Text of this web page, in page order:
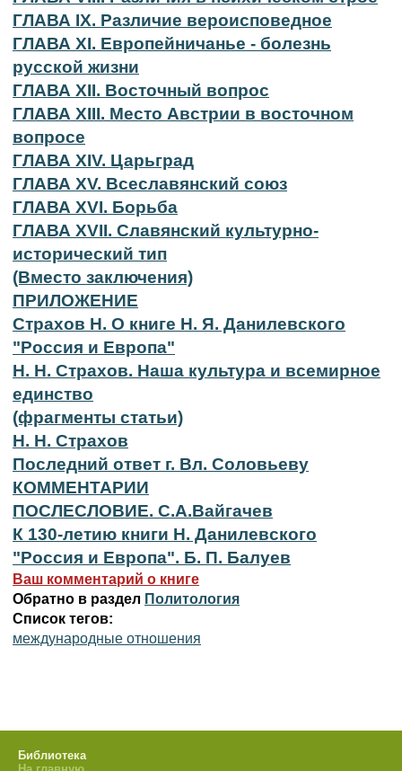
ГЛАВА IX. Различие вероисповедное
ГЛАВА XI. Европейничанье - болезнь
русской жизни
ГЛАВА XII. Восточный вопрос
ГЛАВА XIII. Место Австрии в восточном
вопросе
ГЛАВА XIV. Царьград
ГЛАВА XV. Всеславянский союз
ГЛАВА XVI. Борьба
ГЛАВА XVII. Славянский культурно-
исторический тип
(Вместо заключения)
ПРИЛОЖЕНИЕ
Страхов Н. О книге Н. Я. Данилевского
"Россия и Европа"
Н. Н. Страхов. Наша культура и всемирное
единство
(фрагменты статьи)
Н. Н. Страхов
Последний ответ г. Вл. Соловьеву
КОММЕНТАРИИ
ПОСЛЕСЛОВИЕ. С.А.Вайгачев
К 130-летию книги Н. Данилевского
"Россия и Европа". Б. П. Балуев
Ваш комментарий о книге
Обратно в раздел Политология
Список тегов:
международные отношения
Библиотека